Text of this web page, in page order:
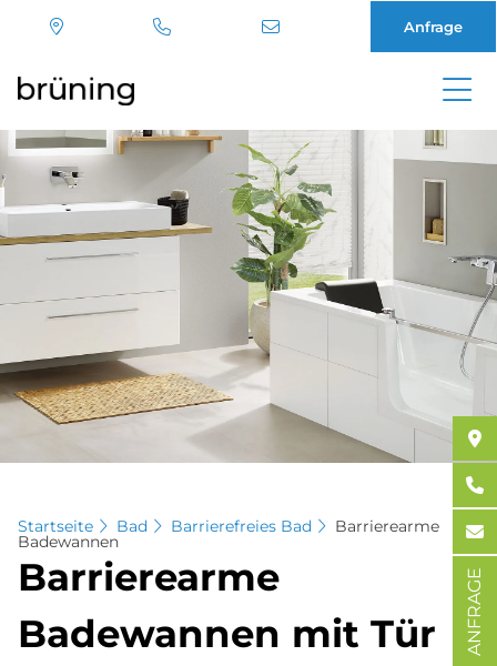
Direkt
zum
Inhalt
Anfrage
Startseite Bad Barrierefreies Bad Barrierearme
Badewannen
Bar­rie­re­ar­me
Ba­de­wan­nen mit Tür
ANFRAGE